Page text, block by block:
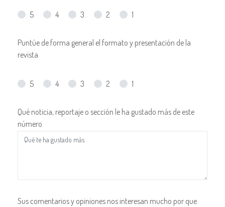
5 4 3 2 1
Puntúe de forma general el formato y presentación de la
revista
5 4 3 2 1
Qué noticia, reportaje o sección le ha gustado más de este
número
Sus comentarios y opiniones nos interesan mucho por que